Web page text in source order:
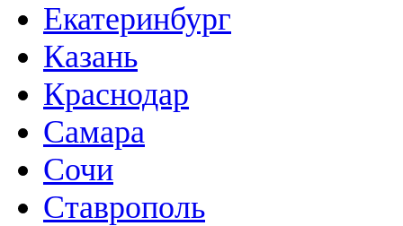
Екатеринбург
Казань
Краснодар
Самара
Сочи
Ставрополь